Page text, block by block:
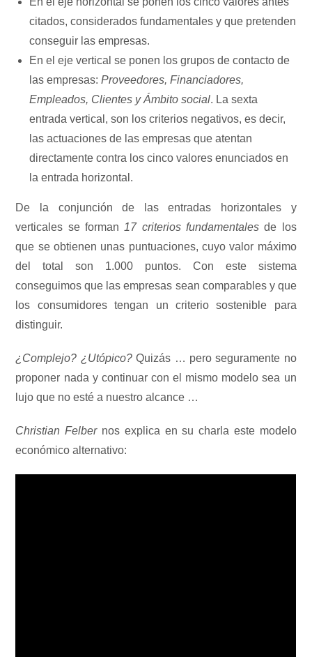
citados, considerados fundamentales y que pretenden
conseguir las empresas.
En el eje vertical se ponen los grupos de contacto de
las empresas:Proveedores, Financiadores,
Empleados, Clientes y Ámbito social. La sexta
entrada vertical, son los criterios negativos, es decir,
las actuaciones de las empresas que atentan
directamente contra los cinco valores enunciados en
la entrada horizontal.
De la conjunción de las entradas horizontales y
verticales se forman 17 criterios fundamentalesde los
que se obtienen unas puntuaciones, cuyo valor máximo
del total son 1.000 puntos. Con este sistema
conseguimos que las empresas sean comparables y que
los consumidores tengan un criterio sostenible para
distinguir.
¿Complejo? ¿Utópico?Quizás … pero seguramente no
proponer nada y continuar con el mismo modelo sea un
lujo que no esté a nuestro alcance …
Christian Felbernos explica en su charla este modelo
económico alternativo: